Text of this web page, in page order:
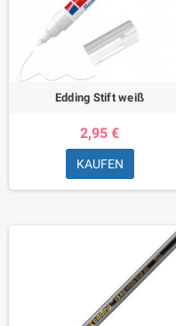
Edding Stift weiß
2,95 €
KAUFEN